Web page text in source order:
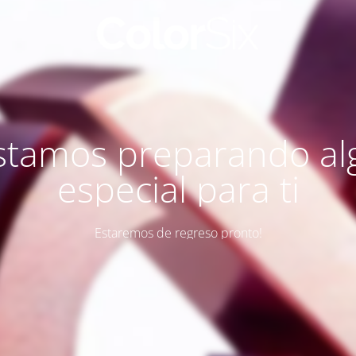
preparando
especial para ti
Estaremos de regreso pronto!